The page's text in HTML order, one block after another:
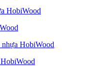
HobiWood
nhựa HobiWood